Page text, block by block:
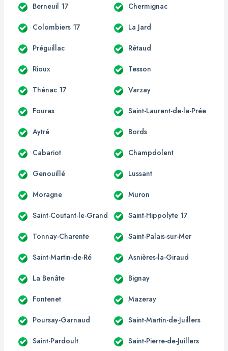
Berneuil 17 Chermignac
Colombiers 17 La Jard
Préguillac Rétaud
Rioux Tesson
Thénac 17 Varzay
Fouras Saint-Laurent-de-la-Prée
Aytré Bords
Cabariot Champdolent
Genouillé Lussant
Moragne Muron
Saint-Coutant-le-Grand Saint-Hippolyte 17
Tonnay-Charente Saint-Palais-sur-Mer
Saint-Martin-de-Ré Asnières-la-Giraud
La Benâte Bignay
Fontenet Mazeray
Poursay-Garnaud Saint-Martin-de-Juillers
Saint-Pardoult Saint-Pierre-de-Juillers